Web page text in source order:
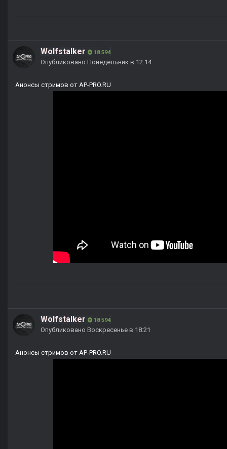
Wolfstalker 18 594
Опубликовано Понедельник в 12:14
Анонсы стримов от AP-PRO.RU
Wolfstalker 18 594
Опубликовано Воскресенье в 18:21
Анонсы стримов от AP-PRO.RU